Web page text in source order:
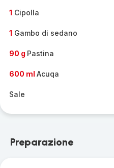
1 Cipolla
1 Gambo di sedano
90 g Pastina
600 ml Acuqa
Sale
Preparazione